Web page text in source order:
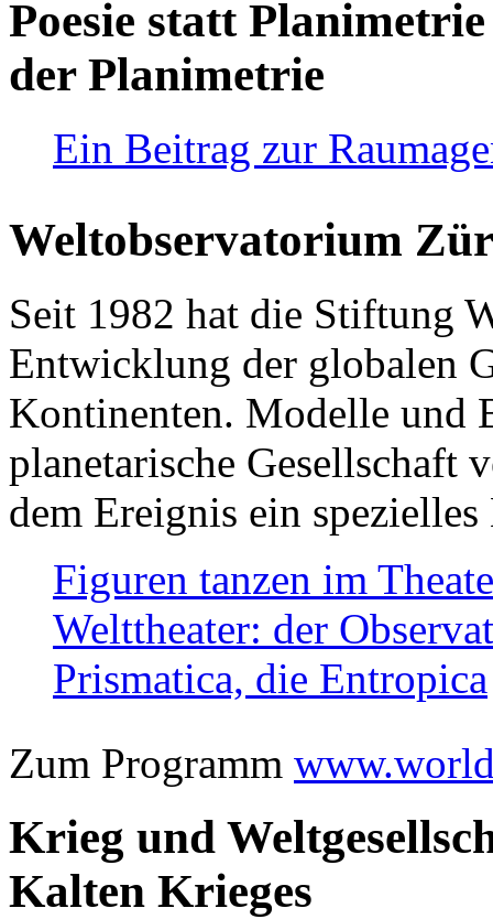
Poesie statt
der Planimetrie
Ein Beitrag zur
Weltobservatorium
Seit 1982 hat die Stiftung
Entwicklung der globalen
Kontinenten. Modelle und
planetarische Gesellschaft
dem Ereignis ein
Figuren tanzen im
Welttheater: der
Prismatica, die Entropica
Zum Programm
Krieg und
Kalten Krieges